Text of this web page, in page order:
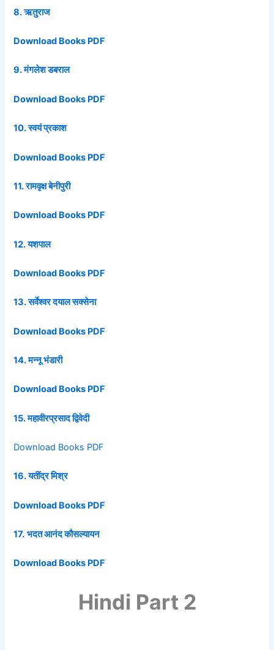
8. ऋतुराज
Download Books PDF
9. मंगलेश डबराल
Download Books PDF
10. स्वयं प्रकाश
Download Books PDF
11. रामवृक्ष बेनीपुरी
Download Books PDF
12. यशपाल
Download Books PDF
13. सर्वेश्वर दयाल सक्सेना
Download Books PDF
14. मन्नू भंडारी
Download Books PDF
15. महावीरप्रसाद द्विवेदी
Download Books PDF
16. यतींद्र मिश्र
Download Books PDF
17. भदत आनंद कौसल्यायन
Download Books PDF
Hindi Part 2